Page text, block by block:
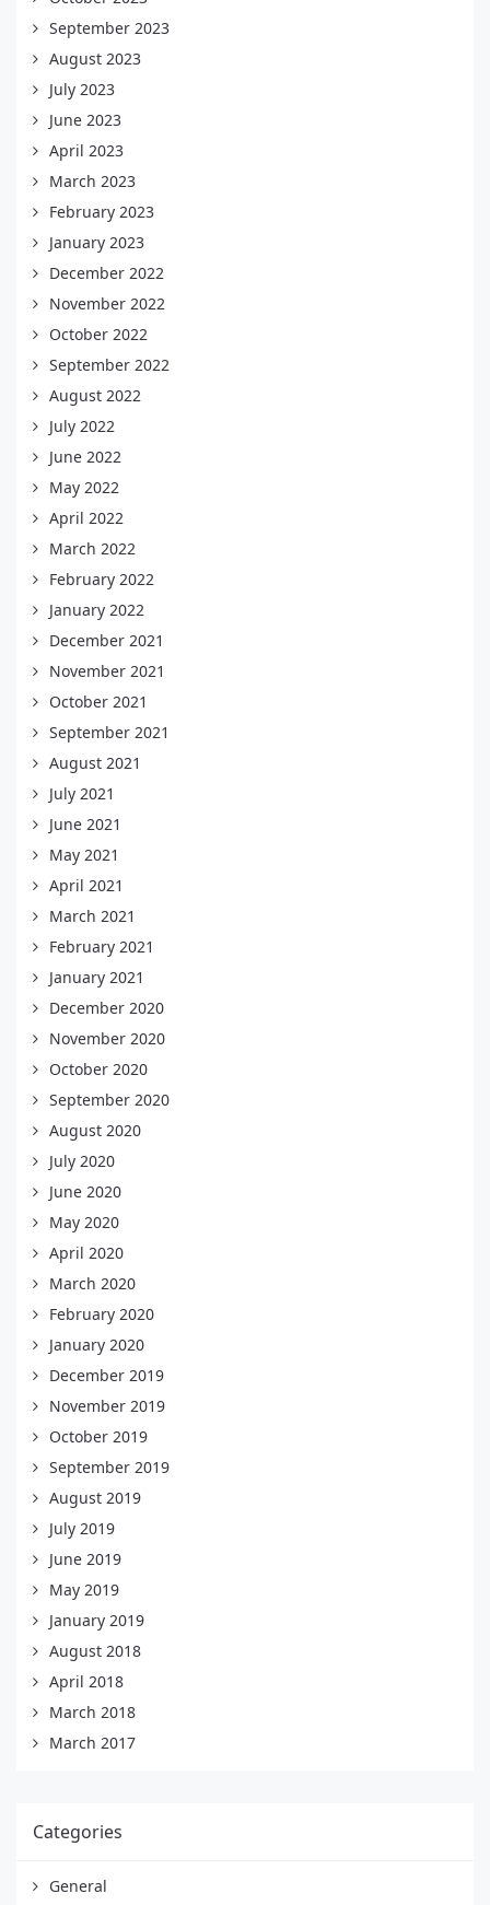
September 2023
August 2023
July 2023
June 2023
April 2023
March 2023
February 2023
January 2023
December 2022
November 2022
October 2022
September 2022
August 2022
July 2022
June 2022
May 2022
April 2022
March 2022
February 2022
January 2022
December 2021
November 2021
October 2021
September 2021
August 2021
July 2021
June 2021
May 2021
April 2021
March 2021
February 2021
January 2021
December 2020
November 2020
October 2020
September 2020
August 2020
July 2020
June 2020
May 2020
April 2020
March 2020
February 2020
January 2020
December 2019
November 2019
October 2019
September 2019
August 2019
July 2019
June 2019
May 2019
January 2019
August 2018
April 2018
March 2018
March 2017
Categories
General